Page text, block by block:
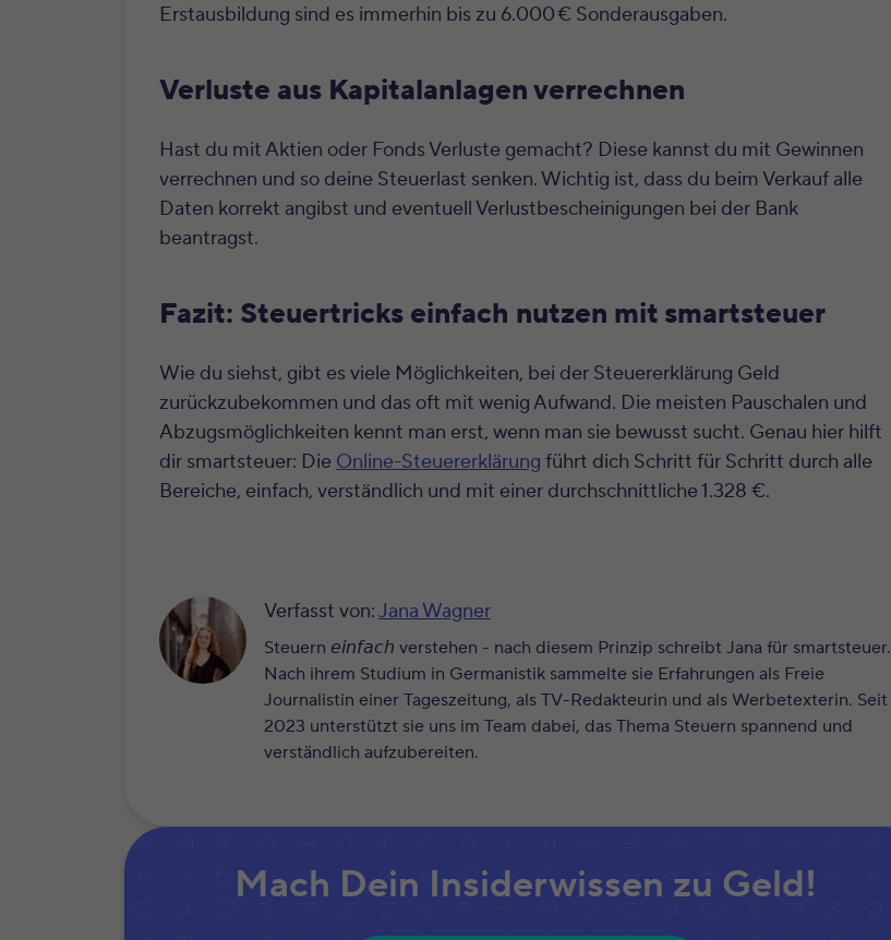
Erstausbildung sind es immerhin bis zu 6.000 € Sonderausgaben.
Verluste aus Kapitalanlagen verrechnen
Hast du mit Aktien oder Fonds Verluste gemacht? Diese kannst du mit Gewinnen
verrechnen und so deine Steuerlast senken. Wichtig ist, dass du beim Verkauf alle
Daten korrekt angibst und eventuell Verlustbescheinigungen bei der Bank
beantragst.
Fazit: Steuertricks einfach nutzen mit smartsteuer
Wie du siehst, gibt es viele Möglichkeiten, bei der Steuererklärung Geld
zurückzubekommen und das oft mit wenig Aufwand. Die meisten Pauschalen und
Abzugsmöglichkeiten kennt man erst, wenn man sie bewusst sucht. Genau hier hilft
dir smartsteuer: Die Online-Steuererklärung führt dich Schritt für Schritt durch alle
Bereiche, einfach, verständlich und mit einer durchschnittliche 1.328 €.
Verfasst von:Jana Wagner
Steuern 𝘦𝘪𝘯𝘧𝘢𝘤𝘩 verstehen - nach diesem Prinzip schreibt Jana für smartsteuer.
Nach ihrem Studium in Germanistik sammelte sie Erfahrungen als Freie
Journalistin einer Tageszeitung, als TV-Redakteurin und als Werbetexterin. Seit
2023 unterstützt sie uns im Team dabei, das Thema Steuern spannend und
verständlich aufzubereiten.
Mach Dein Insiderwissen zu Geld!